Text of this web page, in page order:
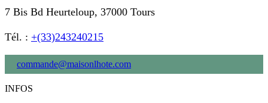
7 Bis Bd Heurteloup, 37000 Tours
Tél. : +(33)243240215
commande@maisonlhote.com
INFOS